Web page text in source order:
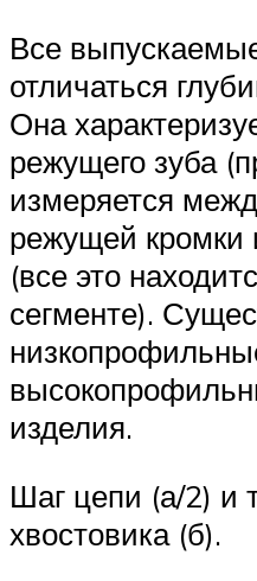
Все
отличаться
Она
режущего зуба
измеряется
режущей кромки
(все это
сегменте).
изделия.
Шаг цепи (а/2) и
хвостовика (б).